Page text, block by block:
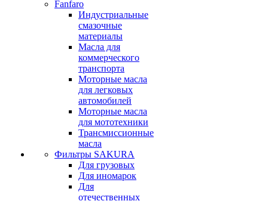
Fanfaro
Индустриальные
смазочные
материалы
Масла для
коммерческого
транспорта
Моторные масла
для легковых
автомобилей
Моторные масла
для мототехники
Трансмиссионные
масла
Фильтры SAKURA
Для грузовых
Для иномарок
Для
отечественных